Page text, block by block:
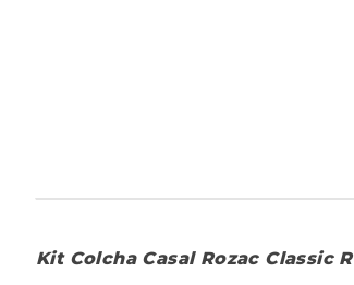
Kit Colcha Casal Rozac Classic